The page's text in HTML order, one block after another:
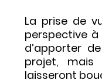
La prise de
perspective
d’apporter
projet,
laisseront